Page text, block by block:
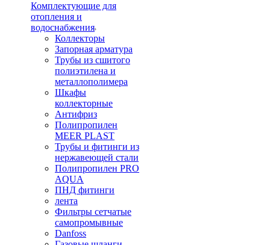
Комплектующие для
отопления и
водоснабжения
Коллекторы
Запорная арматура
Трубы из сшитого
полиэтилена и
металлополимера
Шкафы
коллекторные
Антифриз
Полипропилен
MEER PLAST
Трубы и фитинги из
нержавеющей стали
Полипропилен PRO
AQUA
ПНД фитинги
лента
Фильтры сетчатые
самопромывные
Danfoss